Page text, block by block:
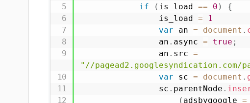
if
( is_load == 0 )
{
                is_load
=
1
var an = document .
                an
. async = true ;
                an
. src =
"//pagead2.googlesyndication.com/
var sc = document .
                sc
. parentNode .
( adsbygoogle =